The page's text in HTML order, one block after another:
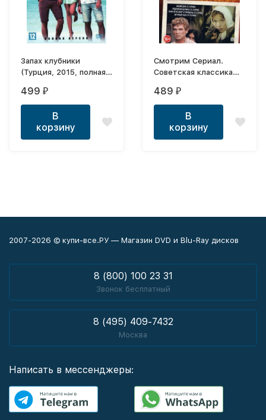
Запах клубники
(Турция, 2015, полная
499 ₽
В
корзину
Смотрим Сериал.
Советская классика
489 ₽
В
корзину
2007-2026 © купи-все.РУ — Магазин DVD и Blu-Ray дисков
8 (800) 100 23 31
Звонок бесплатный
8 (495) 409-7432
Москва
Написать в мессенджеры: